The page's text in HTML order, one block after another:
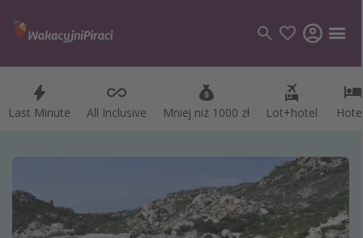
Last Minute All Inclusive Mniej niż 1000 zł Lot+hotel
Kategorie
Wakacje
Rejsy